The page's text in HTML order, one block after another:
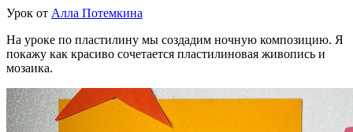
Урок от Алла Потемкина
На уроке по пластилину мы создадим ночную композицию. Я
покажу как красиво сочетается пластилиновая живопись и
мозаика.